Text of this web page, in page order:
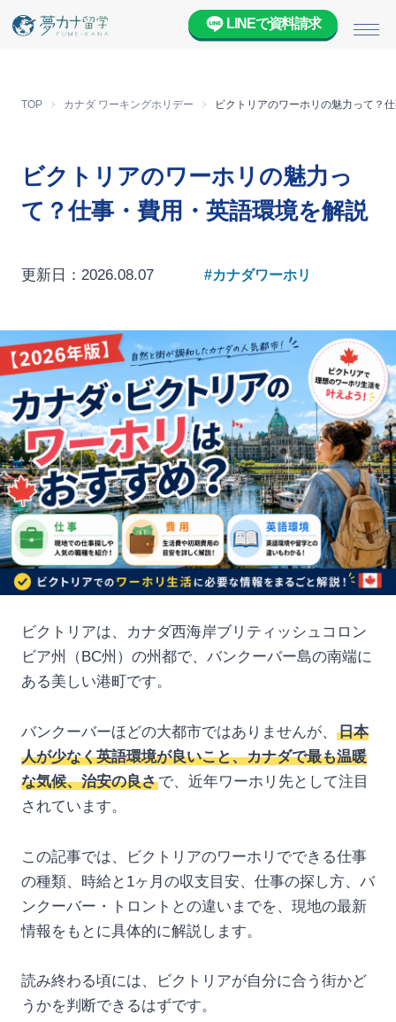
メ
LINEで資料請求
TOP カナダ ワーキングホリデー ビクトリアのワーホリの魅力って？
ビクトリアのワーホリの魅力っ
て？仕事・費用・英語環境を解説
更新日：2026.08.07 #カナダワーホリ
ビクトリアは、カナダ西海岸ブリティッシュコロン
ビア州（BC州）の州都で、バンクーバー島の南端に
ある美しい港町です。
バンクーバーほどの大都市ではありませんが、
日本
人が少なく英語環境が良いこと、カナダで最も温暖
な気候、治安の良さで、近年ワーホリ先として注目
されています。
この記事では、ビクトリアのワーホリでできる仕事
の種類、時給と1ヶ月の収支目安、仕事の探し方、バ
ンクーバー・トロントとの違いまでを、現地の最新
情報をもとに具体的に解説します。
読み終わる頃には、ビクトリアが自分に合う街かど
うかを判断できるはずです。